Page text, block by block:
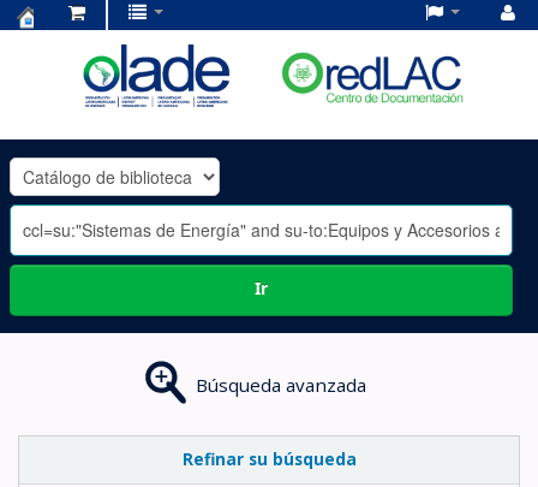
OLADE
-
Ir
Búsqueda avanzada
Refinar su búsqueda